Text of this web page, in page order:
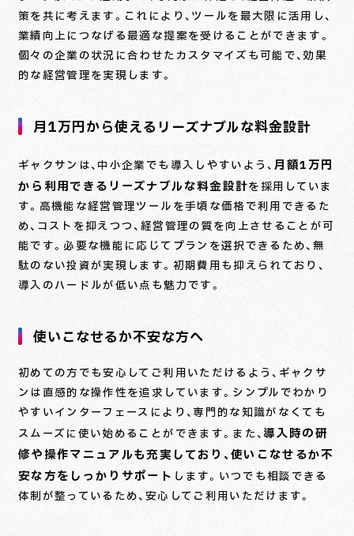
策を共に考えます。これにより、ツールを最大限に活用し、
業績向上につなげる最適な提案を受けることができます。
個々の企業の状況に合わせたカスタマイズも可能で、効果
的な経営管理を実現します。
月1万円から使えるリーズナブルな料金設計
ギャクサンは、中小企業でも導入しやすいよう、 月額1万円
から利用できるリーズナブルな料金設計を採用していま
す。高機能な経営管理ツールを手頃な価格で利用できるた
め、コストを抑えつつ、経営管理の質を向上させることが可
能です。必要な機能に応じてプランを選択できるため、無
駄のない投資が実現します。初期費用も抑えられており、
導入のハードルが低い点も魅力です。
使いこなせるか不安な方へ
初めての方でも安心してご利用いただけるよう、ギャクサ
ンは直感的な操作性を追求しています。シンプルでわかり
やすいインターフェースにより、専門的な知識がなくても
スムーズに使い始めることができます。また、 導入時の研
修や操作マニュアルも充実しており、使いこなせるか不
安な方をしっかりサポート します。いつでも相談できる
体制が整っているため、安心してご利用いただけます。